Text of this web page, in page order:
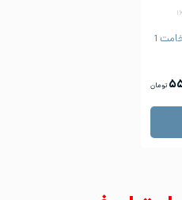
پروفیل استیل 201 ابعاد 10*20 ضخامت 1
تومان